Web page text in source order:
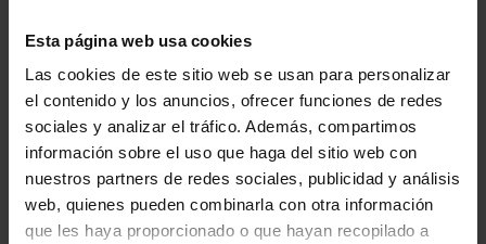
Esta página web usa cookies
Las cookies de este sitio web se usan para personalizar
el contenido y los anuncios, ofrecer funciones de redes
sociales y analizar el tráfico. Además, compartimos
información sobre el uso que haga del sitio web con
nuestros partners de redes sociales, publicidad y análisis
web, quienes pueden combinarla con otra información
que les haya proporcionado o que hayan recopilado a
DISCOS DE LÁMINAS DE FIELTRO, CON PLACA DE
APOYO REDUCIDA